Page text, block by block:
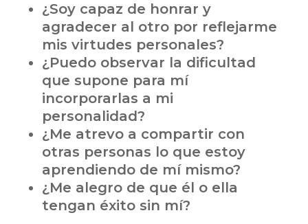
¿Soy capaz de honrar y
agradecer al otro por reflejarme
mis virtudes personales?
¿Puedo observar la dificultad
que supone para mí
incorporarlas a mi
personalidad?
¿Me atrevo a compartir con
otras personas lo que estoy
aprendiendo de mí mismo?
¿Me alegro de que él o ella
tengan éxito sin mí?